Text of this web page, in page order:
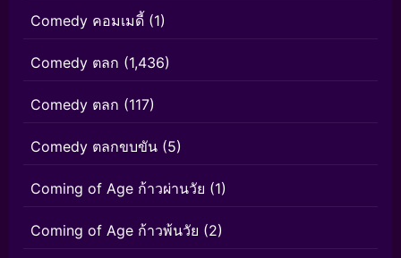
Comedy คอมเมดี้ (1)
Comedy ตลก (1,436)
Comedy ตลก (117)
Comedy ตลกขบขัน (5)
Coming of Age ก้าวผ่านวัย (1)
Coming of Age ก้าวพ้นวัย (2)